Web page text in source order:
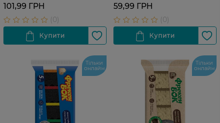
101,99 ГРН 59,99 ГРН
Тільки
онлайн
Тільки
онлайн